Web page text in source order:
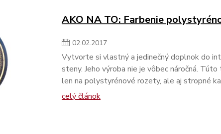
AKO NA TO: Farbenie
02.02.2017
Vytvorte si vlastný a jedinečný doplnok do
steny. Jeho výroba nie je vôbec náročná.
len na polystyrénové rozety, ale aj stropné
celý článok